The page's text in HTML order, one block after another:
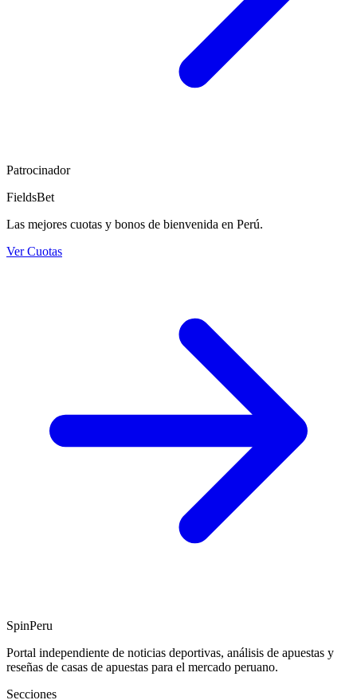
Patrocinador
FieldsBet
Las mejores cuotas y bonos de bienvenida en Perú.
Ver Cuotas
SpinPeru
Portal independiente de noticias deportivas, análisis de apuestas y
reseñas de casas de apuestas para el mercado peruano.
Secciones